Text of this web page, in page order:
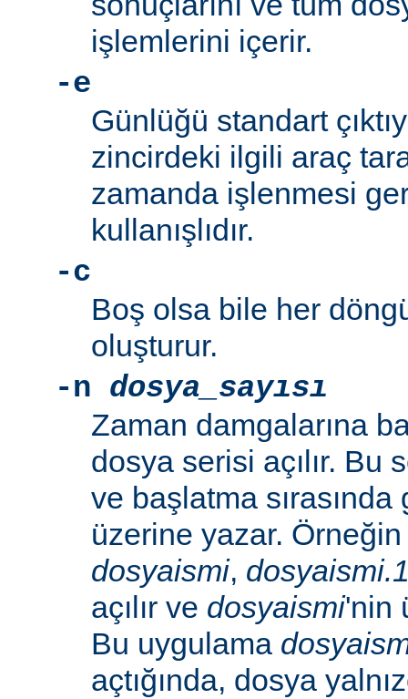
işlemlerini içerir.
-e
Günlüğü standart
zincirdeki ilgili araç
zamanda işlenmesi
kullanışlıdır.
-c
Boş olsa bile her
oluşturur.
-n dosya_sayısı
Zaman damgalarına
dosya serisi açılır. Bu
ve başlatma sırasında
üzerine yazar.
dosyaismi,
açılır ve dosyaismi'nin
Bu uygulama
açtığında, dosya